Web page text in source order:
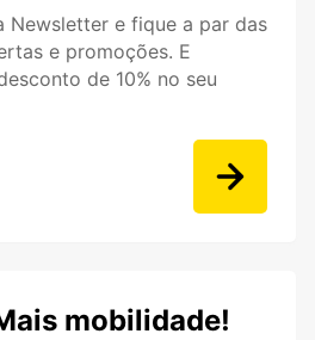
Newsletter e fique a par das
e promoções. E
de 10% no seu
mobilidade!